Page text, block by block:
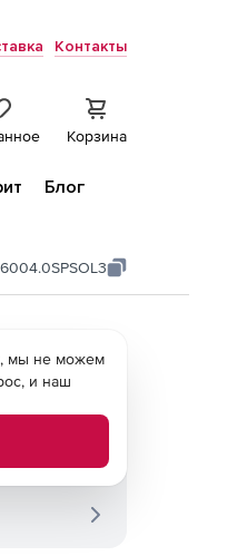
Контакты
Корзина
Блог
мы не можем
и наш